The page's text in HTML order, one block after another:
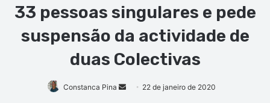
33 pessoas singulares e pede
suspensão da actividade de
duas Colectivas
Constanca Pina
Mande22 de janeiro de 2020